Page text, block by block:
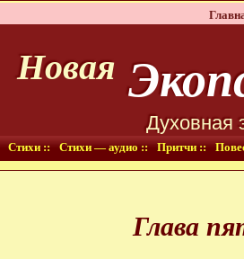
Новая
Духовная
Стихи :: Стихи — аудио :: Притчи ::
Глава